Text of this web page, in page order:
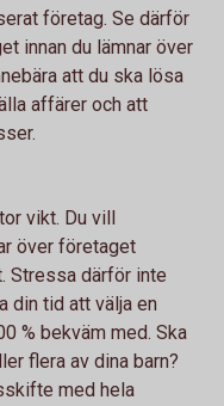
företag. Se därför
innan du lämnar över
att du ska lösa
affärer och att
vikt. Du vill
över företaget
Stressa därför inte
din tid att välja en
% bekväm med. Ska
flera av dina barn?
med hela